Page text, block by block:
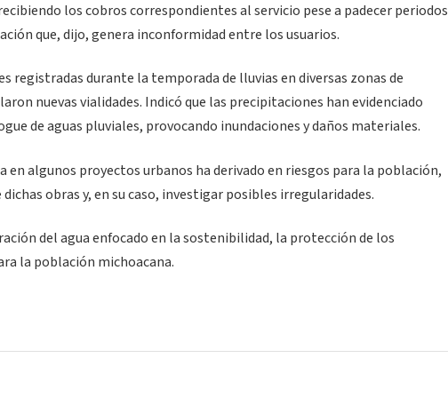
los cobros correspondientes al servicio pese a padecer periodos
que, dijo, genera inconformidad entre los usuarios.
registradas durante la temporada de lluvias en diversas zonas de
nuevas vialidades. Indicó que las precipitaciones han evidenciado
de aguas pluviales, provocando inundaciones y daños materiales.
algunos proyectos urbanos ha derivado en riesgos para la población,
obras y, en su caso, investigar posibles irregularidades.
del agua enfocado en la sostenibilidad, la protección de los
la población michoacana.